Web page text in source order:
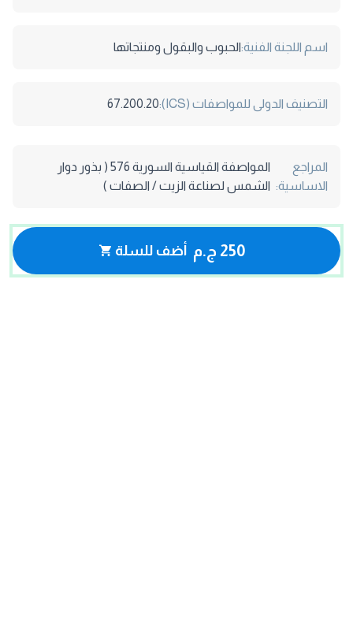
اسم اللجنة الفنية:الحبوب والبقول ومنتجاتها
التصنيف الدولى للمواصفات (ICS): 67.200.20
المراجع
الاساسية:
المواصفة القياسية السورية 576 ( بذور دوار
الشمس لصناعة الزيت / الصفات )
250 ج.م أضف للسلة